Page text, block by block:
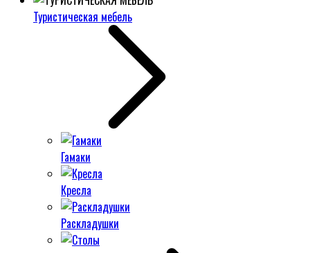
Туристическая мебель
Гамаки
Кресла
Раскладушки